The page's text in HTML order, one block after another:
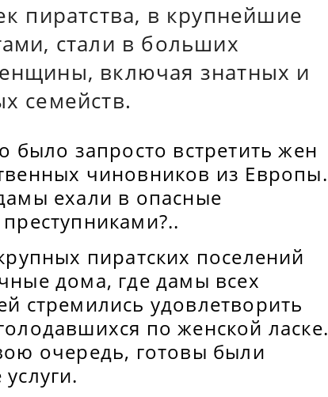
пиратства, в крупнейшие
стали в больших
включая знатных и
семейств.
было запросто встретить жен
чиновников из Европы.
ехали в опасные
пиратских поселений
дома, где дамы всех
стремились удовлетворить
по женской ласке.
очередь, готовы были